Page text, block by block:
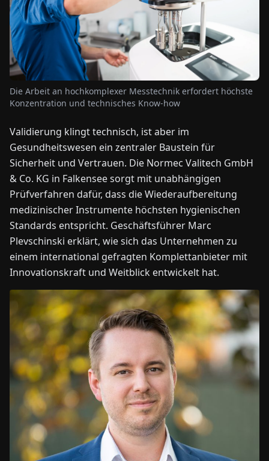
PAPER
NEWS
ÜBER
KONTAKT
ZU
UNS
Die Arbeit an hochkomplexer Messtechnik erfordert höchste
Konzentration und technisches Know-how
Validierung klingt technisch, ist aber im
Gesundheitswesen ein zentraler Baustein für
Sicherheit und Vertrauen. Die Normec Valitech GmbH
& Co. KG in Falkensee sorgt mit unabhängigen
Prüfverfahren dafür, dass die Wiederaufbereitung
medizinischer Instrumente höchsten hygienischen
Standards entspricht. Geschäftsführer Marc
Plevschinski erklärt, wie sich das Unternehmen zu
einem international gefragten Komplettanbieter mit
Innovationskraft und Weitblick entwickelt hat.